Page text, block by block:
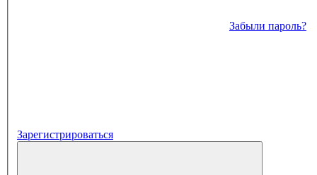
Забыли пароль?
Зарегистрироваться